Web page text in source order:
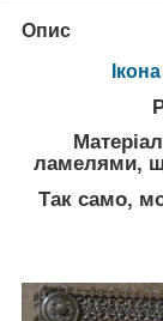
Опис
ламелями,
Так само,